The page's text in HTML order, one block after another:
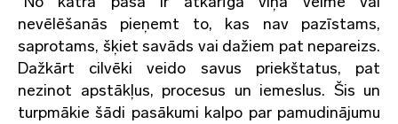
nevēlēšanās pieņemt to, kas nav pazīstams,
saprotams, šķiet savāds vai dažiem pat nepareizs.
Dažkārt cilvēki veido savus priekštatus, pat
nezinot apstākļus, procesus un iemeslus. Šis un
turpmākie šādi pasākumi kalpo par pamudinājumu